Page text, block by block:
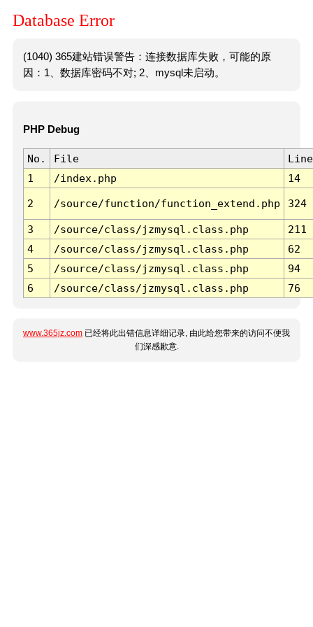
Database Error
(1040) 365建站错误警告：连接数据库失败，可能的原
因：1、数据库密码不对; 2、mysql未启动。
PHP Debug
No. File
Line
1
/index.php 14
2 /source/function/function_extend.php 324
3 /source/class/jzmysql.class.php
211
4
/source/class/jzmysql.class.php
62
5
/source/class/jzmysql.class.php
94
6
/source/class/jzmysql.class.php 76
www.365jz.com 已经将此出错信息详细记录, 由此给您带来的访问不便我
们深感歉意.